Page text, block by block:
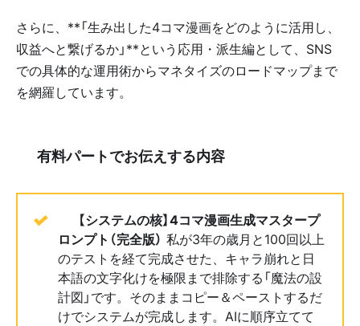
さらに、**「生み出した4コマ漫画をどのように活用し、
収益へと繋げるか」**という応用・派生編として、SNS
での具体的な運用術からマネタイズのロードマップまで
を網羅しています。
💎 有料パートでお伝えする内容
【システムの核】4コマ漫画生成マスタープ
ロンプト（完全版） 私が3年の歳月と100回以上
のテストを経て完成させた、キャラ崩れと日
本語の文字化けを極限まで排除する「魔法の設
計図」です。そのままコピー＆ペーストするだ
けでシステムが完成します。AIに順序立てて